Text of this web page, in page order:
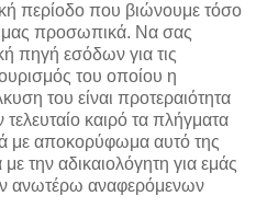
περίοδο που βιώνουμε τόσο
προσωπικά. Να σας
πηγή εσόδων για τις
του οποίου η
του είναι προτεραιότητα
καιρό τα πλήγματα
με αποκορύφωμα αυτό της
την αδικαιολόγητη για εμάς
ανωτέρω αναφερόμενων